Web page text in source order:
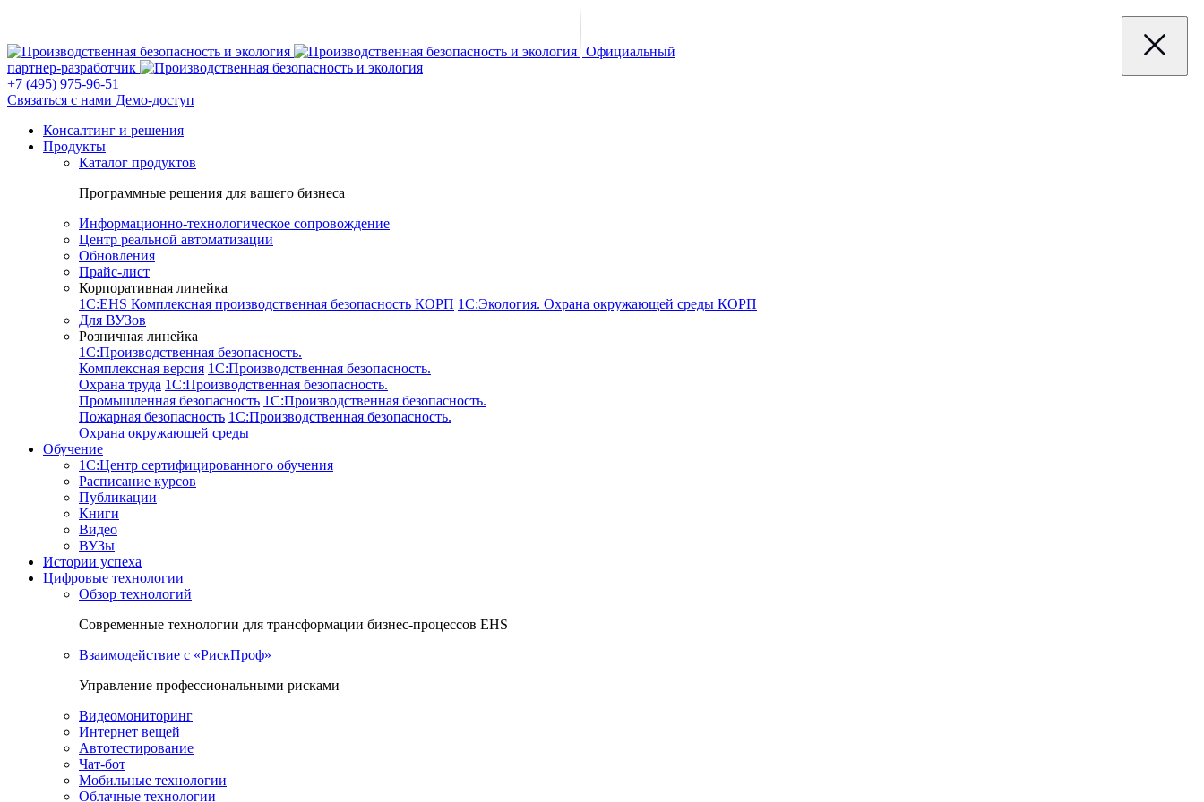
Официальный
партнер-разработчик
+7 (495) 975-96-51
Связаться с нами Демо-доступ
Консалтинг и решения
Продукты
Каталог продуктов
Программные решения для вашего бизнеса
Информационно-технологическое сопровождение
Центр реальной автоматизации
Обновления
Прайс-лист
Корпоративная линейка
1С:EHS Комплексная производственная безопасность КОРП 1С:Экология. Охрана окружающей среды КОРП
Для ВУЗов
Розничная линейка
1C:Производственная безопасность.
Комплексная версия 1C:Производственная безопасность.
Охрана труда 1C:Производственная безопасность.
Промышленная безопасность 1C:Производственная безопасность.
Пожарная безопасность 1C:Производственная безопасность.
Охрана окружающей среды
Обучение
1C:Центр сертифицированного обучения
Расписание курсов
Публикации
Книги
Видео
ВУЗы
Истории успеха
Цифровые технологии
Обзор технологий
Современные технологии для трансформации бизнес-процессов EHS
Взаимодействие с «РискПроф»
Управление профессиональными рисками
Видеомониторинг
Интернет вещей
Автотестирование
Чат-бот
Мобильные технологии
Облачные технологии